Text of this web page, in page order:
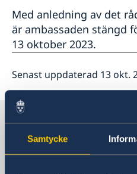
Samtycke
Team Sweden
Så kan du få stöd
Svenska företag i Israel
Anmäl handelshinder
Med anledning av det
är ambassaden stängd
13 oktober 2023.
Senast uppdaterad 13 okt.
Sverige i Israel,
Sveriges ambassad